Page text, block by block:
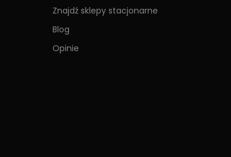
Znajdź sklepy stacjonarne
Blog
Opinie